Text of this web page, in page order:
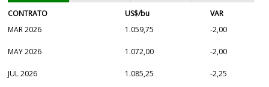
CONTRATO
US$/bu
VAR
MAR 2026
1.059,75 -2,00
MAY 2026 1.072,00 -2,00
JUL 2026 1.085,25 -2,25